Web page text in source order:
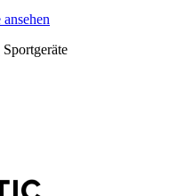
Sportgeräte